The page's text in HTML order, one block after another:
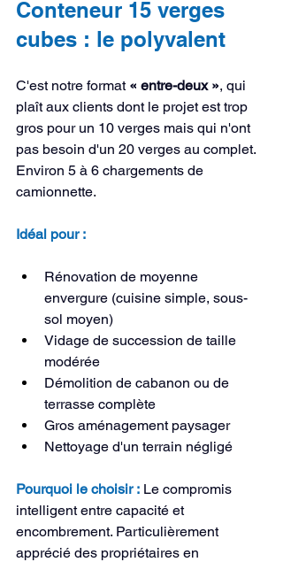
Conteneur 15 verges
cubes : le polyvalent
C'est notre format « entre-deux », qui
plaît aux clients dont le projet est trop
gros pour un 10 verges mais qui n'ont
pas besoin d'un 20 verges au complet.
Environ 5 à 6 chargements de
camionnette.
Idéal pour :
Rénovation de moyenne
envergure (cuisine simple, sous-
sol moyen)
Vidage de succession de taille
modérée
Démolition de cabanon ou de
terrasse complète
Gros aménagement paysager
Nettoyage d'un terrain négligé
Pourquoi le choisir : Le compromis
intelligent entre capacité et
encombrement. Particulièrement
apprécié des propriétaires en